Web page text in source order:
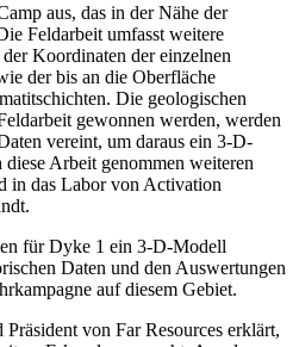
aus, das in der Nähe der
Feldarbeit umfasst weitere
Koordinaten der einzelnen
der bis an die Oberfläche
Die geologischen
gewonnen werden, werden
vereint, um daraus ein 3-D-
Arbeit genommen weiteren
in das Labor von Activation
für Dyke 1 ein 3-D-Modell
Daten und den Auswertungen
auf diesem Gebiet.
von Far Resources erklärt,